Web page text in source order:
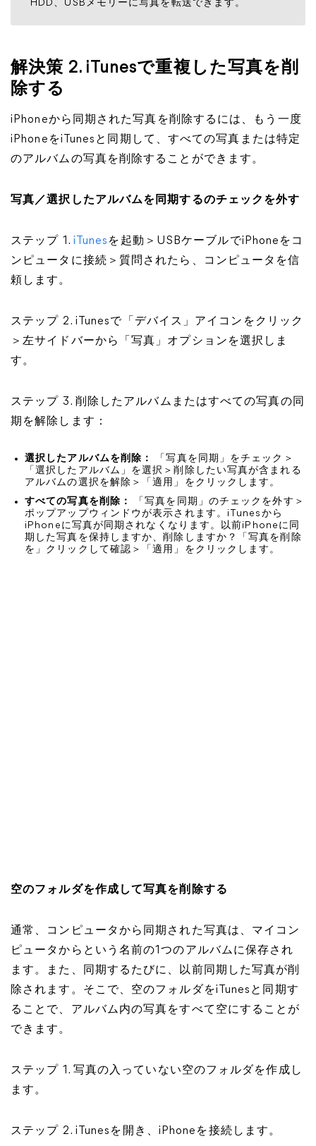
HDD、USBメモリーに写真を転送できます。
解決策 2. iTunesで重複した写真を削
除する
iPhoneから同期された写真を削除するには、もう一度
iPhoneをiTunesと同期して、すべての写真または特定
のアルバムの写真を削除することができます。
写真／選択したアルバムを同期するのチェックを外す
ステップ 1. iTunes を起動＞USBケーブルでiPhoneをコ
ンピュータに接続＞質問されたら、コンピュータを信
頼します。
ステップ 2. iTunesで「デバイス」アイコンをクリック
＞左サイドバーから「写真」オプションを選択しま
す。
ステップ 3. 削除したアルバムまたはすべての写真の同
期を解除します：
選択したアルバムを削除：
「写真を同期」をチェック＞
「選択したアルバム」を選択＞削除したい写真が含まれる
アルバムの選択を解除＞「適用」をクリックします。
すべての写真を削除：
「写真を同期」のチェックを外す＞
ポップアップウィンドウが表示されます。iTunesから
iPhoneに写真が同期されなくなります。以前iPhoneに同
期した写真を保持しますか、削除しますか？「写真を削除
を」クリックして確認＞「適用」をクリックします。
空のフォルダを作成して写真を削除する
通常、コンピュータから同期された写真は、マイコン
ピュータからという名前の1つのアルバムに保存され
ます。また、同期するたびに、以前同期した写真が削
除されます。そこで、空のフォルダをiTunesと同期す
ることで、アルバム内の写真をすべて空にすることが
できます。
ステップ 1. 写真の入っていない空のフォルダを作成し
ます。
ステップ 2. iTunesを開き、iPhoneを接続します。